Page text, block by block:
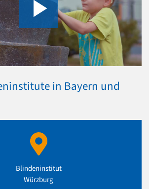
in Bayern und
Blindeninstitut
Würzburg